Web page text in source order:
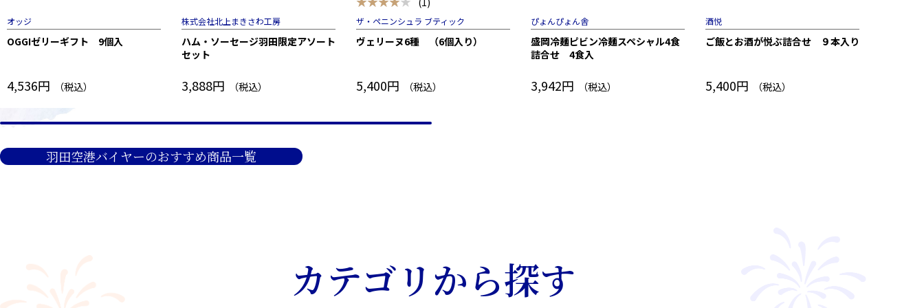
オッジ
OGGIゼリーギフト 9個入
4,536円 （税込）
株式会社北上まきさわ工房
ハム・ソーセージ羽田限定アソート
セット
3,888円 （税込）
ザ・ペニンシュラ ブティック
ヴェリーヌ6種 （6個入り）
5,400円 （税込）
ぴょんぴょん舎
盛岡冷麺ピビン冷麺スペシャル4食
詰合せ 4食入
3,942円 （税込）
酒悦
ご飯とお酒が悦ぶ詰合せ ９本入り
5,400円 （税込）
羽田空港バイヤーのおすすめ商品一覧
カテゴリから探す